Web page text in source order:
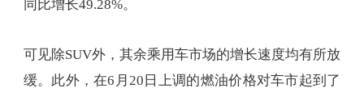
同比增长49.28%。
可见除SUV外，其余乘用车市场的增长速度均有所放
缓。此外，在6月20日上调的燃油价格对车市起到了